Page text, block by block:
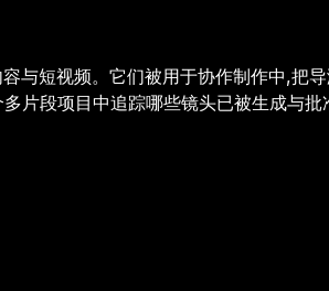
与短视频。它们被用于协作制作中,把
片段项目中追踪哪些镜头已被生成与